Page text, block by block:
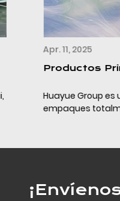
Apr. 11, 2025
Productos
Huayue Group es un
empaques totalmente
la tecn...